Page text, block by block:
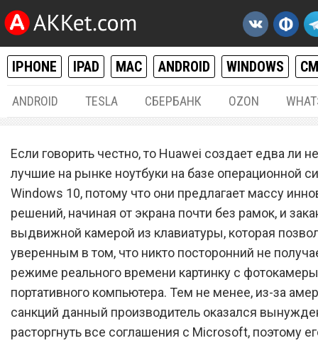
IPHONE IPAD MAC ANDROID WINDOWS
ANDROID TESLA СБЕРБАНК OZON
Huawei выпустила новые
ноутбуки, полностью
отказавшись от Windows
Если говорить честно, то Huawei создает едва ли
лучшие на рынке ноутбуки на базе операционной
Windows 10, потому что они предлагает массу
решений, начиная от экрана почти без рамок, и
выдвижной камерой из клавиатуры, которая
уверенным в том, что никто посторонний не
режиме реального времени картинку с фотокамеры
портативного компьютера. Тем не менее, из-за
санкций данный производитель оказался
расторгнуть все соглашения с Microsoft, поэтому